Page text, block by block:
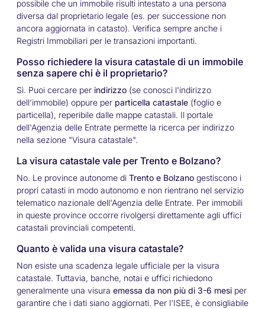
possibile che un immobile risulti intestato a una persona
diversa dal proprietario legale (es. per successione non
ancora aggiornata in catasto). Verifica sempre anche i
Registri Immobiliari per le transazioni importanti.
Posso richiedere la visura catastale di un immobile
senza sapere chi è il proprietario?
Sì. Puoi cercare per indirizzo (se conosci l'indirizzo
dell'immobile) oppure per particella catastale (foglio e
particella), reperibile dalle mappe catastali. Il portale
dell'Agenzia delle Entrate permette la ricerca per indirizzo
nella sezione "Visura catastale".
La visura catastale vale per Trento e Bolzano?
No. Le province autonome di Trento e Bolzano gestiscono i
propri catasti in modo autonomo e non rientrano nel servizio
telematico nazionale dell'Agenzia delle Entrate. Per immobili
in queste province occorre rivolgersi direttamente agli uffici
catastali provinciali competenti.
Quanto è valida una visura catastale?
Non esiste una scadenza legale ufficiale per la visura
catastale. Tuttavia, banche, notai e uffici richiedono
generalmente una visura emessa da non più di 3-6 mesi per
garantire che i dati siano aggiornati. Per l'ISEE, è consigliabile